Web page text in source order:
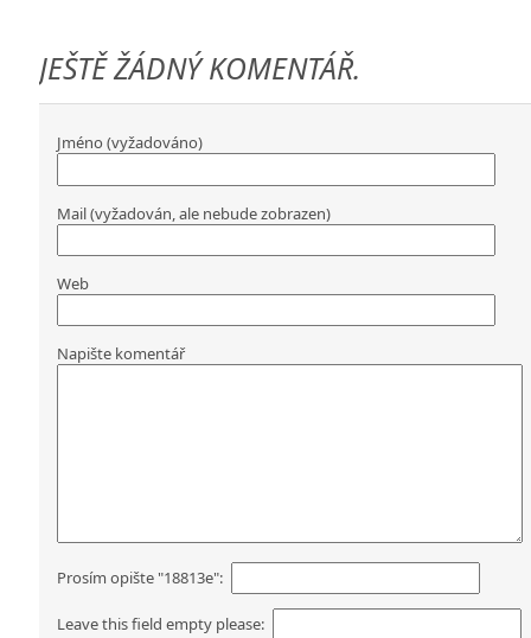
JEŠTĚ ŽÁDNÝ KOMENTÁŘ.
Jméno (vyžadováno)
Mail (vyžadován, ale nebude zobrazen)
Web
Napište komentář
Prosím opište "18813e":
Leave this field empty please: